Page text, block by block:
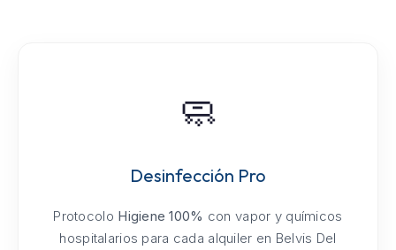
🧼
Desinfección Pro
Protocolo Higiene 100% con vapor y químicos
hospitalarios para cada alquiler en Belvis Del